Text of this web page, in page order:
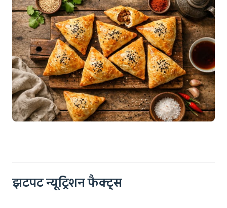
झटपट न्यूट्रिशन फैक्ट्स